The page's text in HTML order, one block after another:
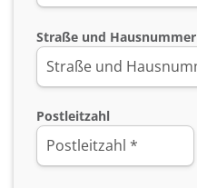
Straße und Hausnummer
Postleitzahl